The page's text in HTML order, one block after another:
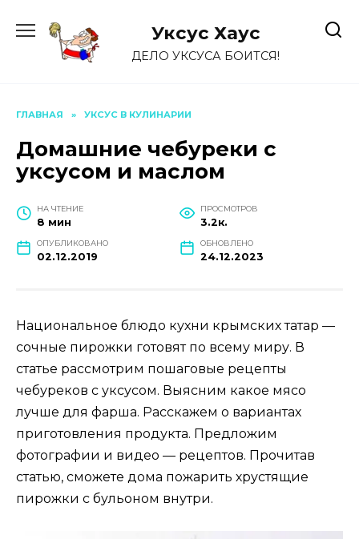
содержанию
Уксус Хауc
ДЕЛО УКСУСА БОИТСЯ!
ГЛАВНАЯ » УКСУС В КУЛИНАРИИ
Домашние чебуреки с
уксусом и маслом
НА ЧТЕНИЕ
8 мин
ПРОСМОТРОВ
3.2к.
ОПУБЛИКОВАНО
02.12.2019
ОБНОВЛЕНО
24.12.2023
Национальное блюдо кухни крымских татар —
сочные пирожки готовят по всему миру. В
статье рассмотрим пошаговые рецепты
чебуреков с уксусом. Выясним какое мясо
лучше для фарша. Расскажем о вариантах
приготовления продукта. Предложим
фотографии и видео — рецептов. Прочитав
статью, сможете дома пожарить хрустящие
пирожки с бульоном внутри.